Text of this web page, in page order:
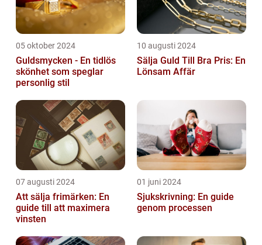
05 oktober 2024
Guldsmycken - En tidlös
skönhet som speglar
personlig stil
10 augusti 2024
Sälja Guld Till Bra Pris: En
Lönsam Affär
07 augusti 2024
Att sälja frimärken: En
guide till att maximera
vinsten
01 juni 2024
Sjukskrivning: En guide
genom processen